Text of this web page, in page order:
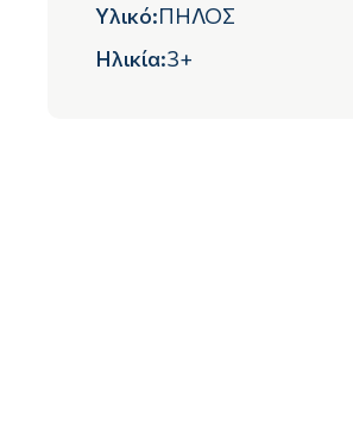
Υλικό:ΠΗΛΟΣ
Ηλικία:3+